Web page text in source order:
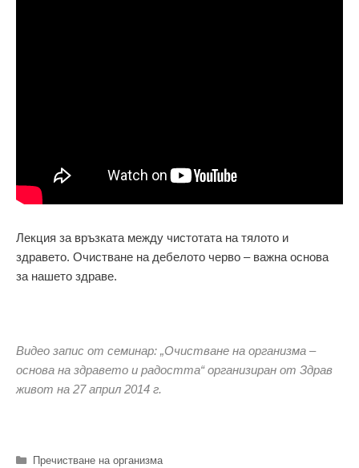
Лекция за връзката между чистотата на тялото и
здравето. Очистване на дебелото черво – важна основа
за нашето здраве.
Видео запис от семинар: „Очистване на организма –
основа на здравето и радостта“ организиран от Здрав
живот на 27 април 2014 г.
Категории
Пречистване на организма